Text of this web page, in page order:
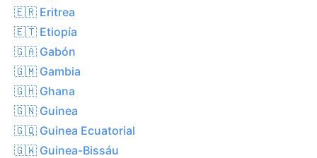
🇪🇷 Eritrea
🇪🇹 Etiopía
🇬🇦 Gabón
🇬🇲 Gambia
🇬🇭 Ghana
🇬🇳 Guinea
🇬🇶 Guinea Ecuatorial
🇬🇼 Guinea-Bissáu